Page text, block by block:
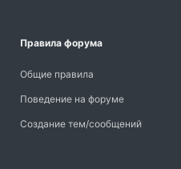
Правила форума
Общие правила
Поведение на форуме
Создание тем/сообщений